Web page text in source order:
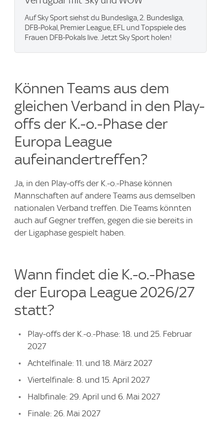
Auf Sky Sport siehst du Bundesliga, 2. Bundesliga,
DFB-Pokal, Premier League, EFL und Topspiele des
Frauen DFB-Pokals live. Jetzt Sky Sport holen!
Können Teams aus dem
gleichen Verband in den Play-
offs der K.-o.-Phase der
Europa League
aufeinandertreffen?
Ja, in den Play-offs der K.-o.-Phase können
Mannschaften auf andere Teams aus demselben
nationalen Verband treffen. Die Teams könnten
auch auf Gegner treffen, gegen die sie bereits in
der Ligaphase gespielt haben.
Wann findet die K.-o.-Phase
der Europa League 2026/27
statt?
Play-offs der K.-o.-Phase: 18. und 25. Februar
2027
Achtelfinale: 11. und 18. März 2027
Viertelfinale: 8. und 15. April 2027
Halbfinale: 29. April und 6. Mai 2027
Finale: 26. Mai 2027